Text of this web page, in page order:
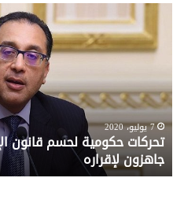
تحركات
حكومية
لحسم
قانون
القديم..والبرلمان:
جاهزون
لإقراره
7 يوليو، 2020
تحركات حكومية لحسم قانون
جاهزون لإقراره